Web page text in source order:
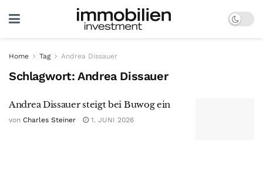
Home Tag Andrea Dissauer
Schlagwort:Andrea Dissauer
Andrea Dissauer steigt bei Buwog ein
von Charles Steiner 1. JUNI 2026